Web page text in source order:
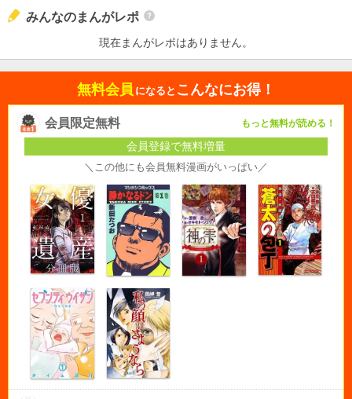
みんなのまんがレポ
現在まんがレポはありません。
無料会員 になると こんなにお得！
会員限定無料 もっと無料が読める！
会員登録で無料増量
＼この他にも会員無料漫画がいっぱい／